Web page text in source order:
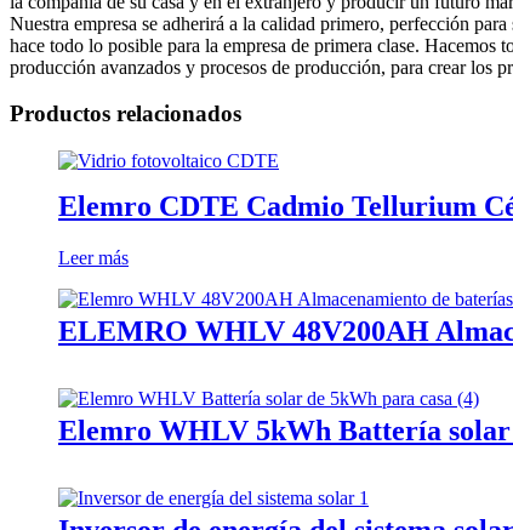
Nuestra empresa se adherirá a la calidad primero, perfección
hace todo lo posible para la empresa de primera clase.
producción avanzados y procesos de producción, para crear los
Productos relacionados
Elemro CDTE Cadmio Tellurium
Leer más
ELEMRO WHLV 48V200AH
Elemro WHLV 5kWh Battería solar